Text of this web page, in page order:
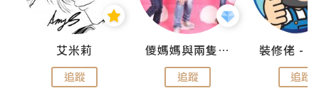
艾米莉
追蹤
儍媽媽與兩隻小魔怪之家
追蹤 追蹤